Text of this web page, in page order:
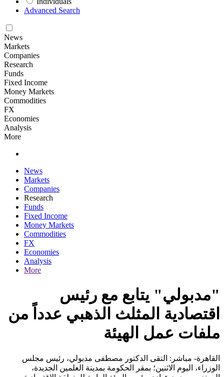
Advanced Search
News
Markets
Companies
Research
Funds
Fixed Income
Money Markets
Commodities
FX
Economies
Analysis
More
News
Markets
Companies
Research
Funds
Fixed Income
Money Markets
Commodities
FX
Economies
Analysis
More
"مدبولي" يتابع مع رئيس
اقتصادية المثلث الذهبي عدداً من
ملفات عمل الهيئة
القاهرة- مباشر: التقى الدكتور مصطفى مدبولي، رئيس مجلس
الوزراء، اليوم الاثنين؛ بمقر الحكومة بمدينة العلمين الجديدة،